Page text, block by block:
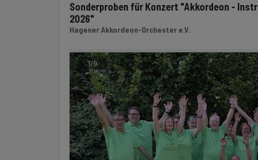
Sonderproben für Konzert "Akkordeon -
2026"
Hagener Akkordeon-Orchester e.V.
1/9